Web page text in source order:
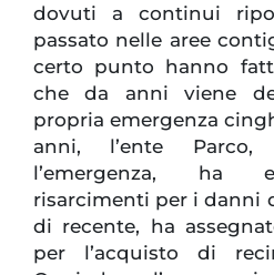
dovuti a continui
passato nelle aree
certo punto hanno
che da anni viene
propria emergenza
anni, l’ente Parco,
l’emergenza, ha
risarcimenti per i danni
di recente, ha
per l’acquisto di